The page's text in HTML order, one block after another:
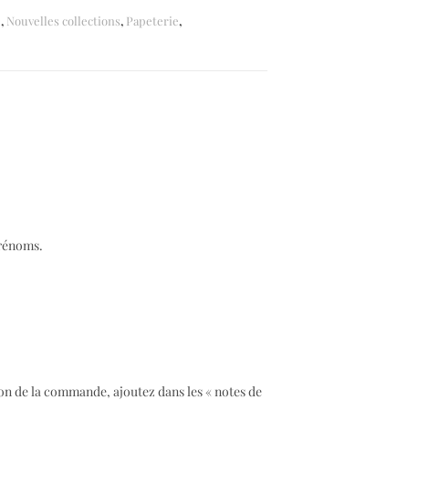
, Nouvelles collections, Papeterie,
de la commande, ajoutez dans les « notes de